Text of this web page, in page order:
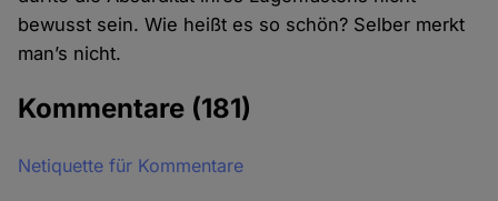
bewusst sein. Wie heißt es so schön? Selber merkt
man’s nicht.
Kommentare (181)
Netiquette für Kommentare